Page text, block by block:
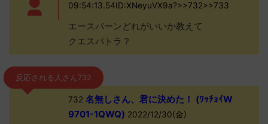
09:54:13.54ID:XNeyuVX9a?>>732>>733
エースバーンどれがいいか教えて
クエスパトラ？
反応される人さん732
732 名無しさん、君に決めた！ (ﾜｯﾁｮｲW
9701-1QWQ) 2022/12/30(金)